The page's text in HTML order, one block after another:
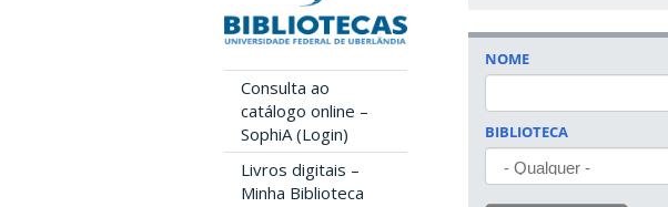
Consulta ao
catálogo online –
SophiA (Login)
Livros digitais –
Minha Biblioteca
NOME
BIBLIOTECA